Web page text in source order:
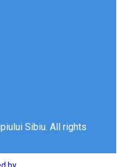
Sibiu. All rights